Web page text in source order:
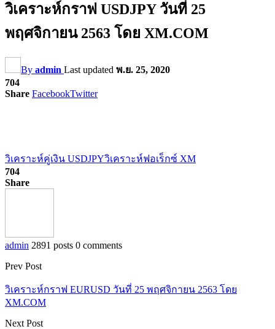
วิเคราะห์กราฟ USDJPY วันที่ 25
พฤศจิกายน 2563 โดย XM.COM
By admin Last updated พ.ย. 25, 2020
704
Share FacebookTwitter
วิเคราะห์คู่เงิน USDJPYวิเคราะห์ฟอเร็กซ์ XM
704
Share
admin 2891 posts 0 comments
Prev Post
วิเคราะห์กราฟ EURUSD วันที่ 25 พฤศจิกายน 2563 โดย
XM.COM
Next Post